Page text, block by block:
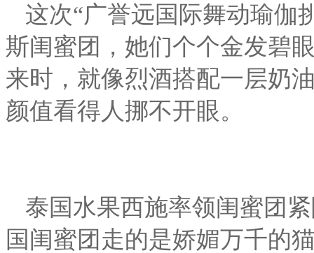
这次“广誉远国际舞动瑜伽
斯闺蜜团，她们个个金发碧
来时，就像烈酒搭配一层奶
颜值看得人挪不开眼。
泰国水果西施率领闺蜜团
国闺蜜团走的是娇媚万千的